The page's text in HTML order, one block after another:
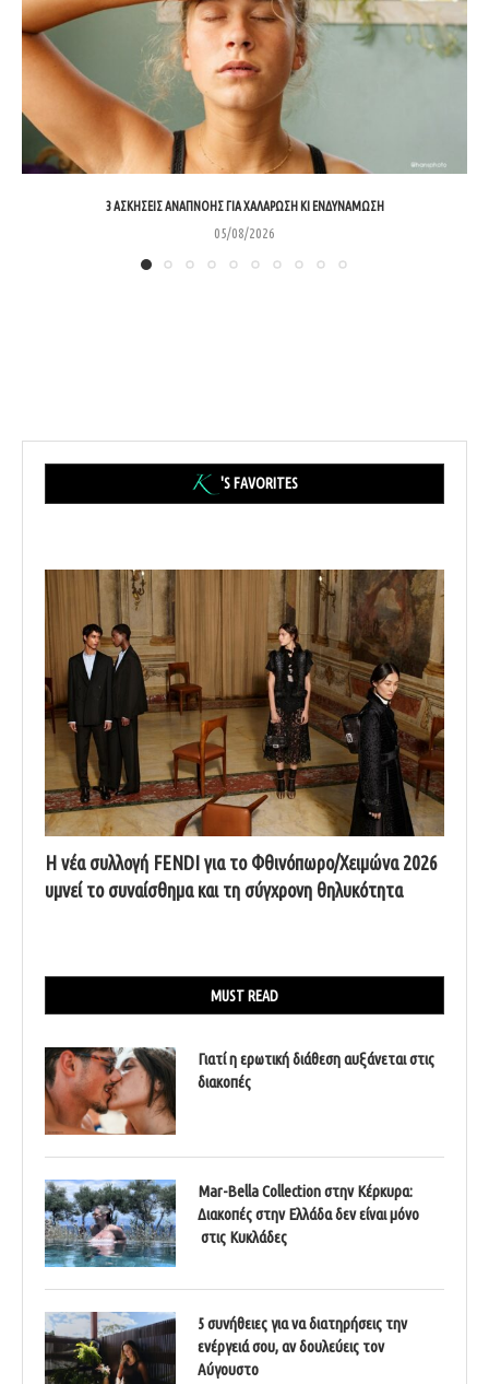
3 ΑΣΚΉΣΕΙΣ ΑΝΑΠΝΟΉΣ ΓΙΑ ΧΑΛΆΡΩΣΗ ΚΙ ΕΝΔΥΝΆΜΩΣΗ
05/08/2026
'S FAVORITES
Η νέα συλλογή FENDI για το Φθινόπωρο/Χειμώνα 2026
υμνεί το συναίσθημα και τη σύγχρονη θηλυκότητα
MUST READ
Γιατί η ερωτική διάθεση αυξάνεται στις
διακοπές
Mar-Bella Collection στην Κέρκυρα:
Διακοπές στην Ελλάδα δεν είναι μόνο
στις Κυκλάδες
5 συνήθειες για να διατηρήσεις την
ενέργειά σου, αν δουλεύεις τον
Αύγουστο